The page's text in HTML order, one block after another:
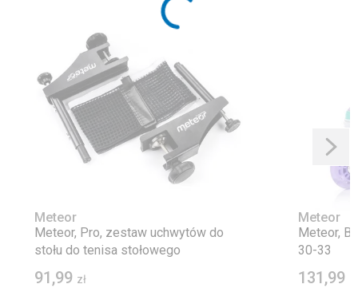
Meteor
Meteor, Pro, zestaw uchwytów do
stołu do tenisa stołowego
91,99 zł
Meteor
Meteor,
30-33
131,99